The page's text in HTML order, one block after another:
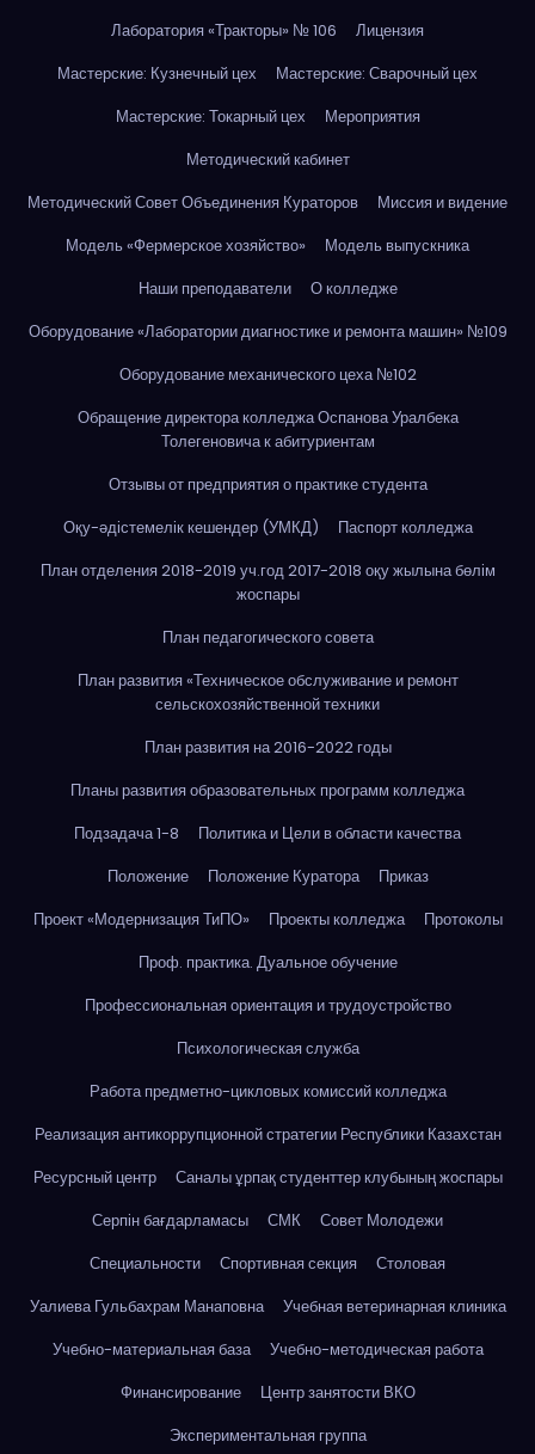
Лаборатория «Тракторы» № 106
Лицензия
Мастерские: Кузнечный цех
Мастерские: Сварочный цех
Мастерские: Токарный цех
Мероприятия
Методический кабинет
Методический Совет Объединения Кураторов
Миссия и видение
Модель «Фермерское хозяйство»
Модель выпускника
Наши преподаватели
О колледже
Оборудование «Лаборатории диагностике и ремонта машин» №109
Оборудование механического цеха №102
Обращение директора колледжа Оспанова Уралбека
Толегеновича к абитуриентам
Отзывы от предприятия о практике студента
Оқу-әдістемелік кешендер (УМКД)
Паспорт колледжа
План отделения 2018-2019 уч.год 2017-2018 оқу жылына бөлім
жоспары
План педагогического совета
План развития «Техническое обслуживание и ремонт
сельскохозяйственной техники
План развития на 2016-2022 годы
Планы развития образовательных программ колледжа
Подзадача 1-8
Политика и Цели в области качества
Положение
Положение Куратора
Приказ
Проект «Модернизация ТиПО»
Проекты колледжа
Протоколы
Проф. практика. Дуальное обучение
Профессиональная ориентация и трудоустройство
Психологическая служба
Работа предметно-цикловых комиссий колледжа
Реализация антикоррупционной стратегии Республики Казахстан
Ресурсный центр
Саналы ұрпақ студенттер клубының жоспары
Серпін бағдарламасы
СМК
Совет Молодежи
Специальности
Спортивная секция
Столовая
Уалиева Гульбахрам Манаповна
Учебная ветеринарная клиника
Учебно-материальная база
Учебно-методическая работа
Финансирование
Центр занятости ВКО
Экспериментальная группа